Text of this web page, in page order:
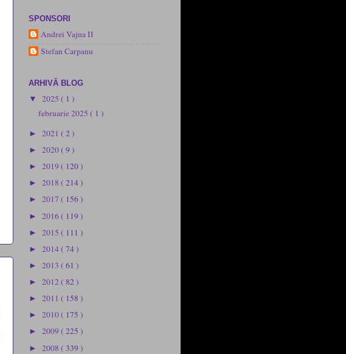
SPONSORI
Andrei Vajna II
Stefan Carpanu
ARHIVĂ BLOG
▼ 2025 ( 1 )
februarie 2025( 1 )
► 2021 ( 2 )
► 2020( 9 )
► 2019 ( 120 )
► 2018 ( 214 )
► 2017 ( 156 )
► 2016( 119 )
► 2015 ( 111 )
► 2014( 74 )
► 2013 ( 61 )
► 2012( 82 )
► 2011 ( 158 )
► 2010( 175 )
► 2009 ( 225 )
► 2008 ( 339 )